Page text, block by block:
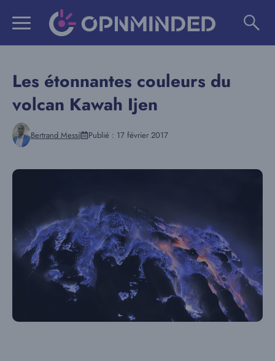
Les étonnantes couleurs du
volcan Kawah Ijen
Bertrand Messi Publié : 17 février 2017